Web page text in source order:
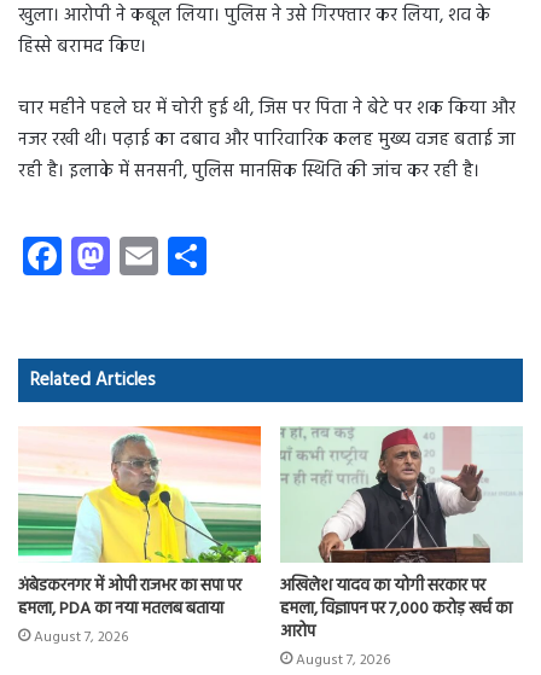
खुला। आरोपी ने कबूल लिया। पुलिस ने उसे गिरफ्तार कर लिया, शव के
हिस्से बरामद किए।
चार महीने पहले घर में चोरी हुई थी, जिस पर पिता ने बेटे पर शक किया और
नजर रखी थी। पढ़ाई का दबाव और पारिवारिक कलह मुख्य वजह बताई जा
रही है। इलाके में सनसनी, पुलिस मानसिक स्थिति की जांच कर रही है।
Fa
ce
o
ok
M
as
d
o
n
E
m
Related Articles
अंबेडकरनगर में ओपी राजभर का सपा पर
हमला, PDA का नया मतलब बताया
August 7, 2026
अखिलेश यादव का योगी सरकार पर
हमला, विज्ञापन पर 7,000 करोड़ खर्च का
आरोप
August 7, 2026